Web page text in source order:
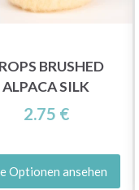
BRUSHED
ALPACA SILK
2.75 €
Optionen ansehen